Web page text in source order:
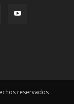
reservados